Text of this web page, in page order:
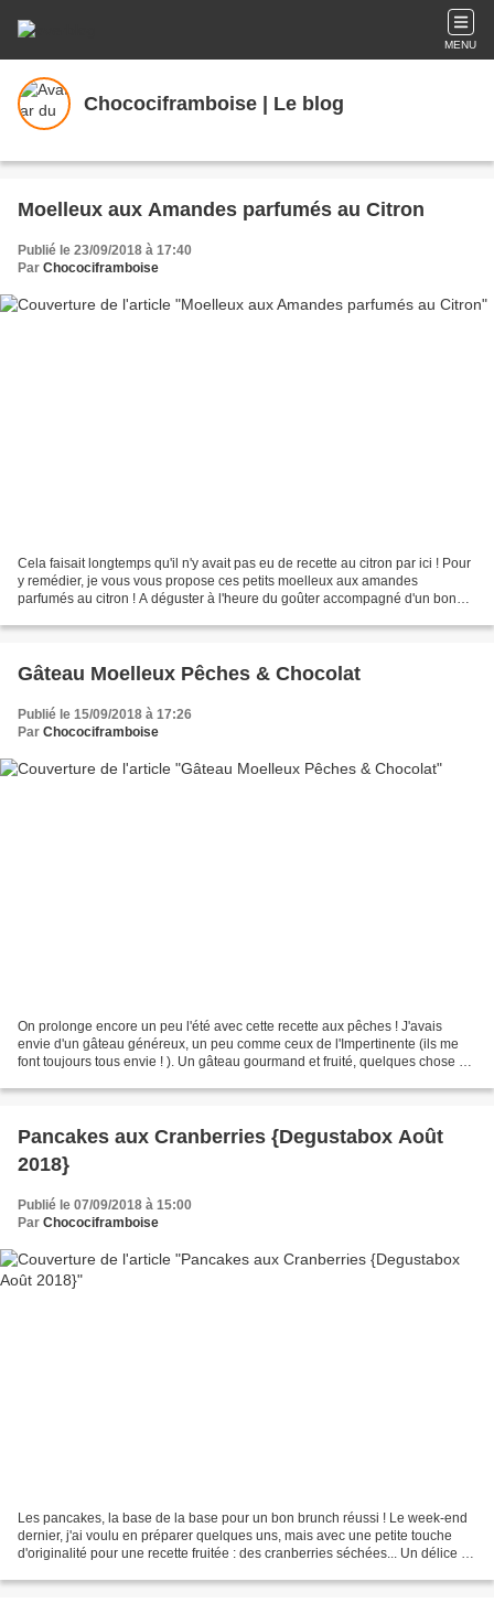
MENU
Chocociframboise | Le blog
Moelleux aux Amandes parfumés au Citron
Publié le 23/09/2018 à 17:40
Par Chocociframboise
Cela faisait longtemps qu'il n'y avait pas eu de recette au citron par ici ! Pour
y remédier, je vous vous propose ces petits moelleux aux amandes
parfumés au citron ! A déguster à l'heure du goûter accompagné d'un bon
Gâteau Moelleux Pêches & Chocolat
Publié le 15/09/2018 à 17:26
Par Chocociframboise
On prolonge encore un peu l'été avec cette recette aux pêches ! J'avais
envie d'un gâteau généreux, un peu comme ceux de l'Impertinente (ils me
font toujours tous envie ! ). Un gâteau gourmand et fruité, quelques chose de
Pancakes aux Cranberries {Degustabox Août
2018}
Publié le 07/09/2018 à 15:00
Par Chocociframboise
Les pancakes, la base de la base pour un bon brunch réussi ! Le week-end
dernier, j'ai voulu en préparer quelques uns, mais avec une petite touche
d'originalité pour une recette fruitée : des cranberries séchées... Un délice !